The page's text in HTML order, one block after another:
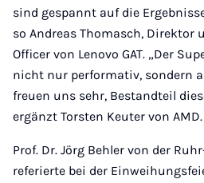
sind gespannt auf die
so Andreas Thomasch, Direktor
Officer von Lenovo GAT. „Der
nicht nur performativ, sondern
freuen uns sehr, Bestandteil
ergänzt Torsten Keuter von AMD.
Prof. Dr. Jörg Behler von der
referierte bei der